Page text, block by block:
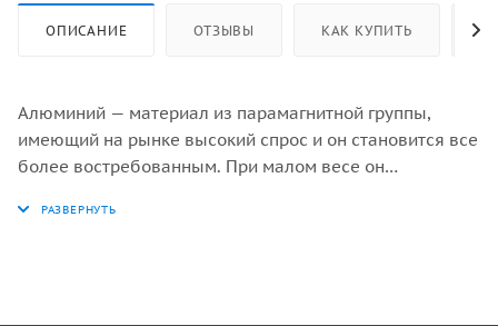
ОПИСАНИЕ ОТЗЫВЫ КАК КУПИТЬ
Алюминий — материал из парамагнитной группы,
имеющий на рынке высокий спрос и он становится все
более востребованным. При малом весе он
серебристо-белый цвет, беспроблемен в обработке,